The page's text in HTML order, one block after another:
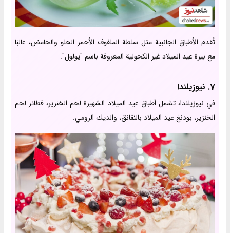
تُقدم الأطباق الجانبية مثل سلطة الملفوف الأحمر الحلو والحامض، غالبًا
مع بيرة عيد الميلاد غير الكحولية المعروفة باسم "يولول".
7. نيوزيلندا
في نيوزيلندا، تشمل أطباق عيد الميلاد الشهيرة لحم الخنزير، فطائر لحم
الخنزير، بودنغ عيد الميلاد بالنقانق، والديك الرومي.